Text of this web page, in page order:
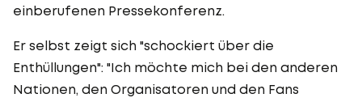
einberufenen Pressekonferenz.
Er selbst zeigt sich "schockiert über die
Enthüllungen": "Ich möchte mich bei den anderen
Nationen, den Organisatoren und den Fans